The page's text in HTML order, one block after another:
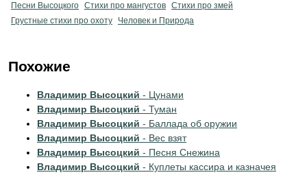
Песни Высоцкого Стихи про мангустов Стихи про змей
Грустные стихи про охоту
Человек и Природа
Похожие
Владимир Высоцкий - Цунами
Владимир Высоцкий - Туман
Владимир Высоцкий - Баллада об оружии
Владимир Высоцкий - Вес взят
Владимир Высоцкий - Песня Снежина
Владимир Высоцкий - Куплеты кассира и казначея